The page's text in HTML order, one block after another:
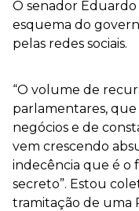
O senador Eduardo
esquema do
pelas redes sociais.
“O volume de
parlamentares,
negócios e de
vem crescendo
indecência que é o
secreto”. Estou
tramitação de uma